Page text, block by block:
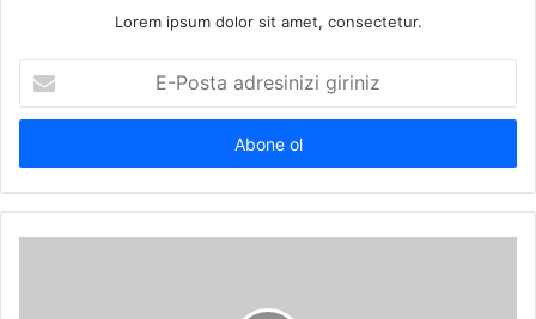
Lorem ipsum dolor sit amet, consectetur.
Posta
adresinizi